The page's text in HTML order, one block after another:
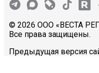
© 2026 ООО «ВЕСТА
Все права защищены.
Предыдущая версия